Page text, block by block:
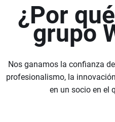
¿Por
grupo
Nos ganamos la confianza
profesionalismo, la
en un socio en el